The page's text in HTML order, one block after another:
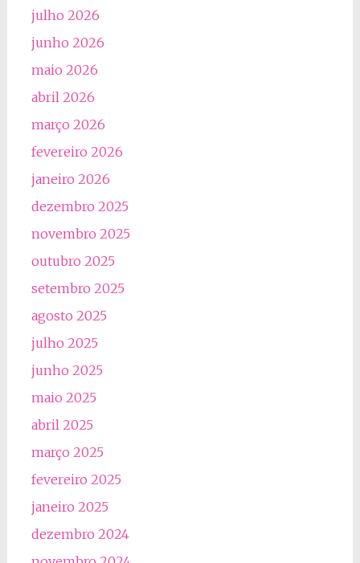
julho 2026
junho 2026
maio 2026
abril 2026
março 2026
fevereiro 2026
janeiro 2026
dezembro 2025
novembro 2025
outubro 2025
setembro 2025
agosto 2025
julho 2025
junho 2025
maio 2025
abril 2025
março 2025
fevereiro 2025
janeiro 2025
dezembro 2024